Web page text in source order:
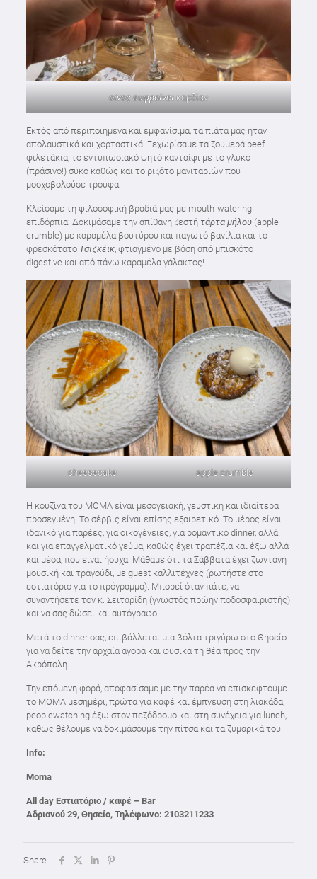
οίνος ευφραίνεικαρδίαν
Εκτός από περιποιημένα και εμφανίσιμα, τα πιάτα μας ήταν
απολαυστικά και χορταστικά. Ξεχωρίσαμε τα ζουμερά beef
φιλετάκια, το εντυπωσιακό ψητό κανταίφι με το γλυκό
(πράσινο!) σύκο καθώς και το ριζότο μανιταριών που
μοσχοβολούσε τρούφα.
Κλείσαμε τη φιλοσοφική βραδιά μας με mouth-watering
επιδόρπια: Δοκιμάσαμε την απίθανη ζεστή τάρτα μήλου(apple
crumble) με καραμέλα βουτύρου και παγωτό βανίλια και το
φρεσκότατο Τσιζκέικ, φτιαγμένο με βάση από μπισκότο
digestive και από πάνω καραμέλα γάλακτος!
cheesecake apple crumble
Η κουζίνα του MOMA είναι μεσογειακή, γευστική και ιδιαίτερα
προσεγμένη. Το σέρβις είναι επίσης εξαιρετικό. Το μέρος είναι
ιδανικό για παρέες, για οικογένειες, για ρομαντικό dinner, αλλά
και για επαγγελματικό γεύμα, καθώς έχει τραπέζια και έξω αλλά
και μέσα, που είναι ήσυχα. Μάθαμε ότι τα Σάββατα έχει ζωντανή
μουσική και τραγούδι, με guest καλλιτέχνες (ρωτήστε στο
εστιατόριο για το πρόγραμμα). Μπορεί όταν πάτε, να
συναντήσετε τον κ. Σειταρίδη (γνωστός πρώην ποδοσφαιριστής)
και να σας δώσει και αυτόγραφο!
Μετά το dinner σας, επιβάλλεται μια βόλτα τριγύρω στο Θησείο
για να δείτε την αρχαία αγορά και φυσικά τη θέα προς την
Ακρόπολη.
Την επόμενη φορά, αποφασίσαμε με την παρέα να επισκεφτούμε
το MOMA μεσημέρι, πρώτα για καφέ και έμπνευση στη λιακάδα,
peoplewatching έξω στον πεζόδρομο και στη συνέχεια για lunch,
καθώς θέλουμε να δοκιμάσουμε την πίτσα και τα ζυμαρικά του!
Info:
Moma
All day Εστιατόριο / καφέ – Bar
Αδριανού 29, Θησείο, Τηλέφωνο: 2103211233
Share